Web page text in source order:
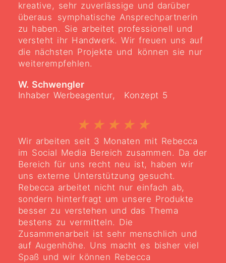
kreative, sehr zuverlässige und darüber
überaus symphatische Ansprechpartnerin
zu haben. Sie arbeitet professionell und
versteht ihr Handwerk. Wir freuen uns auf
die nächsten Projekte und können sie nur
weiterempfehlen.
W. Schwengler
Inhaber Werbeagentur, Konzept 5
★ ★ ★ ★ ★
Wir arbeiten seit 3 Monaten mit Rebecca
im Social Media Bereich zusammen. Da der
Bereich für uns recht neu ist, haben wir
uns externe Unterstützung gesucht.
Rebecca arbeitet nicht nur einfach ab,
sondern hinterfragt um unsere Produkte
besser zu verstehen und das Thema
bestens zu vermitteln. Die
Zusammenarbeit ist sehr menschlich und
auf Augenhöhe. Uns macht es bisher viel
Spaß und wir können Rebecca